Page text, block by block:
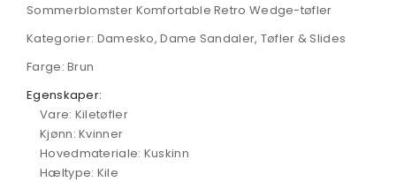
Sommerblomster Komfortable Retro Wedge-tøfler
Kategorier: Damesko, Dame Sandaler, Tøfler & Slides
Farge: Brun
Egenskaper:
Vare: Kiletøfler
Kjønn: Kvinner
Hovedmateriale: Kuskinn
Hæltype: Kile